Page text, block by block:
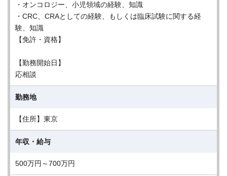
・オンコロジー、小児領域の経験、知識
・CRC、CRAとしての経験、もしくは臨床試験に関する経
験、知識
【免許・資格】
【勤務開始日】
応相談
勤務地
【住所】東京
年収・給与
500万円～700万円